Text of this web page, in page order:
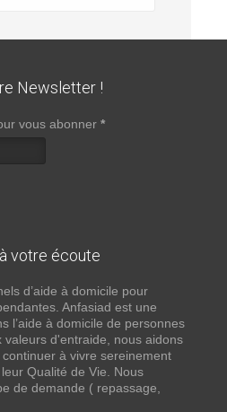
Newsletter !
vous abonner *
votre écoute
d’aide à domicile pour
Anfasiad est une
l’aide à domicile de personnes
d'entraide, nous aidons
à vivre sereinement
Qualité de Vie. Nous
de demande ( repassage,